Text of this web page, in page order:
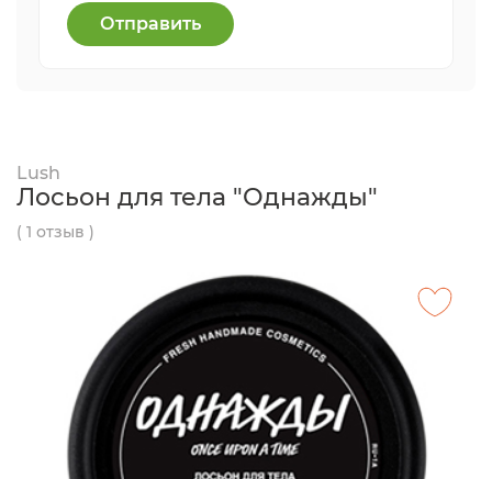
Отправить
Lush
Лосьон для тела "Однажды"
( 1 отзыв )